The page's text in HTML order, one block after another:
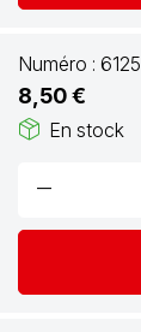
Numéro : 6125
8,50 €
package_2 En stock
remove